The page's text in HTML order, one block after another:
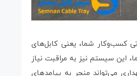
کسب‌وکار شما، یعنی کابل‌های
این سیستم نیز به مراقبت نیاز
می‌تواند منجر به پیامدهای